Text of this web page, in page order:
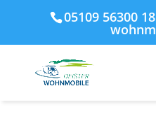
05109 56300 18